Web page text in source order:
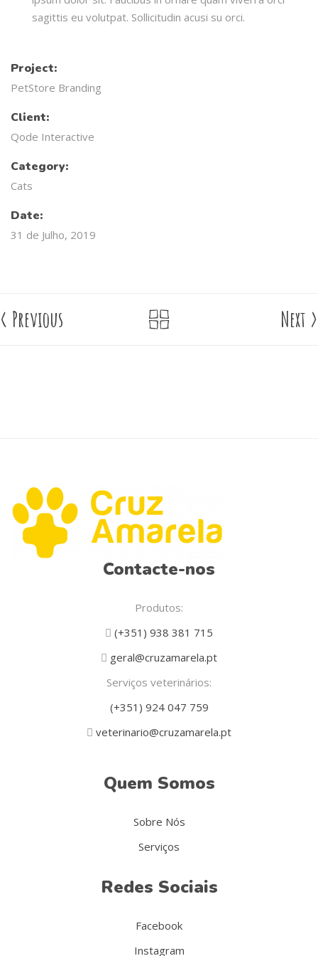
sagittis eu volutpat. Sollicitudin acusi su orci.
Project:
PetStore Branding
Client:
Qode Interactive
Category:
Cats
Date:
31 de Julho, 2019
< Previous Next >
Contacte-nos
Produtos:
(+351) 938 381 715
geral@cruzamarela.pt
Serviços veterinários:
(+351) 924 047 759
veterinario@cruzamarela.pt
Quem Somos
Sobre Nós
Serviços
Redes Sociais
Facebook
Instagram